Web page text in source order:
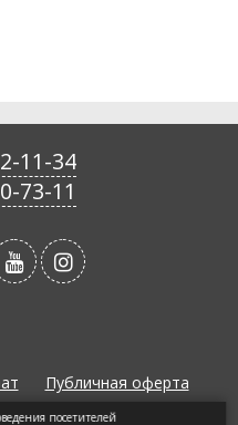
11-34
73-11
Публичная оферта
посетителей